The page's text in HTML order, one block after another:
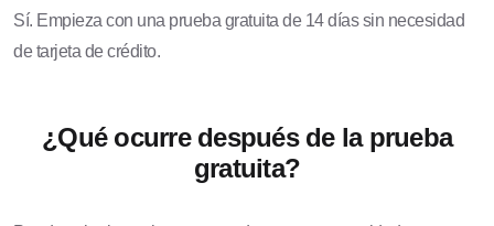
Sí. Empieza con una prueba gratuita de 14 días sin necesidad
de tarjeta de crédito.
¿Qué ocurre después de la prueba
gratuita?